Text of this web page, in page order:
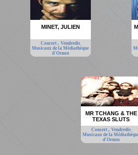
MINET, JULIEN
Concert , Vendredis
Musicaux de la Médiathèque
d'Ornon
MR TCHANG & THE
TEXAS SLUTS
Concert , Vendredis
Musicaux de la
d'Ornon